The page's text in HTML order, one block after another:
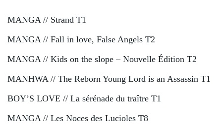
MANGA // Strand T1
MANGA // Fall in love, False Angels T2
MANGA // Kids on the slope – Nouvelle Édition T2
MANHWA // The Reborn Young Lord is an Assassin T1
BOY’S LOVE // La sérénade du traître T1
MANGA // Les Noces des Lucioles T8